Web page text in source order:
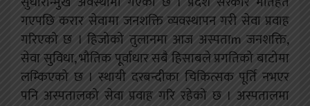
गएपछि करार सेवामा जनशक्ति व्यवस्थापन गरी सेवा प्रवाह
गरिएको छ । हिजोको तुलानमा आज अस्पताm जनशक्ति,
सेवा सुविधा, भौतिक पूर्वाधार सबै हिसाबले प्रगतिको बाटोमा
लम्किएको छ । स्थायी दरबन्दीका चिकित्सक पूर्ति नभएर
पनि अस्पतालको सेवा प्रवाह गरि रहेको छ । अस्पतालमा